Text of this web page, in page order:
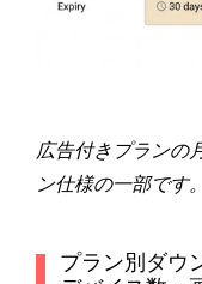
広告付きプランの
ン仕様の一部です。
プラン別ダウ